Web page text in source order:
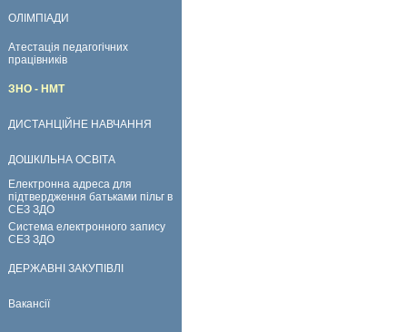
ОЛІМПІАДИ
Атестація педагогічних
працівників
ЗНО - НМТ
ДИСТАНЦІЙНЕ НАВЧАННЯ
ДОШКІЛЬНА ОСВІТА
Електронна адреса для
підтвердження батьками пільг в
СЕЗ ЗДО
Система електронного запису
СЕЗ ЗДО
ДЕРЖАВНІ ЗАКУПІВЛІ
Вакансії